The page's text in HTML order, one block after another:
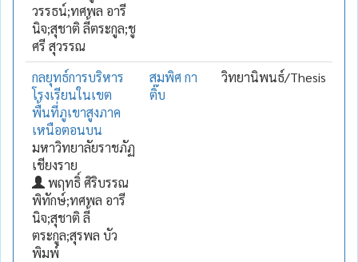
วรรธน์;ทศพล อารี
นิจ;สุชาติ ลี้ตระกูล;ชู
ศรี สุวรรณ
กลยุทธ์การบริหาร
โรงเรียนในเขต
พื้นที่ภูเขาสูงภาค
เหนือตอนบน
มหาวิทยาลัยราชภัฏ
เชียงราย
พฤทธิ์ ศิริบรรณ
พิทักษ์;ทศพล อารี
นิจ;สุชาติ ลี้
ตระกูล;สุรพล บัว
พิมพ์
สมพิศ กา
ติ๊บ
วิทยานิพนธ์/Thesis